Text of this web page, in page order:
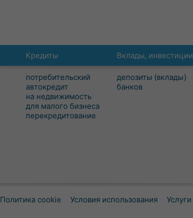
Кредиты
потребительский
автокредит
на недвижимость
для малого бизнеса
перекредитование
Вклады, инвестиции
депозиты (вклады)
банков
Политика cookie Условия использования Услуги